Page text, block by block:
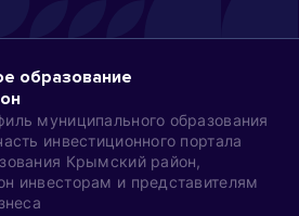
образование
муниципального образования
инвестиционного портала
Крымский район,
инвесторам и представителям